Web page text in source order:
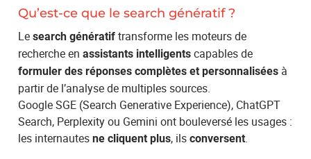
Qu’est-ce que le search génératif ?
Lesearch génératif transforme les moteurs de
recherche enassistants intelligents capables de
formuler des réponses complètes et personnalisées à
partir de l’analyse de multiples sources.
Google SGE (Search Generative Experience), ChatGPT
Search, Perplexity ou Gemini ont bouleversé les usages :
les internautesne cliquent plus, ilsconversent.